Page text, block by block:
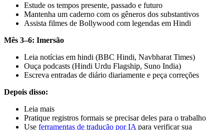
Estude os tempos presente, passado e futuro
Mantenha um caderno com os gêneros dos substantivos
Assista filmes de Bollywood com legendas em Hindi
Mês 3–6: Imersão
Leia notícias em hindi (BBC Hindi, Navbharat Times)
Ouça podcasts (Hindi Urdu Flagship, Suno India)
Escreva entradas de diário diariamente e peça correções
Depois disso:
Leia mais
Pratique registros formais se precisar deles para o trabalho
Use ferramentas de tradução por IA para verificar sua